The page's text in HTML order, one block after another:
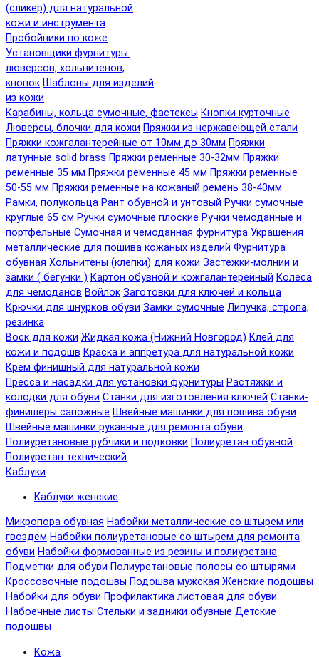
(сликер) для натуральной
кожи и инструмента
Пробойники по коже
Установщики фурнитуры:
люверсов, хольнитенов,
кнопок Шаблоны для изделий
из кожи
Карабины, кольца сумочные, фастексы Кнопки курточные
Люверсы, блочки для кожи Пряжки из нержавеющей стали
Пряжки кожгалантерейные от 10мм до 30мм Пряжки
латунные solid brass Пряжки ременные 30-32мм Пряжки
ременные 35 мм Пряжки ременные 45 мм Пряжки ременные
50-55 мм Пряжки ременные на кожаный ремень 38-40мм
Рамки, полукольца Рант обувной и унтовый Ручки сумочные
круглые 65 см Ручки сумочные плоские Ручки чемоданные и
портфельные Сумочная и чемоданная фурнитура Украшения
металлические для пошива кожаных изделий Фурнитура
обувная Хольнитены (клепки) для кожи Застежки-молнии и
замки ( бегунки ) Картон обувной и кожгалантерейный Колеса
для чемоданов Войлок Заготовки для ключей и кольца
Крючки для шнурков обуви Замки сумочные Липучка, стропа,
резинка
Воск для кожи Жидкая кожа (Нижний Новгород) Клей для
кожи и подошв Краска и аппретура для натуральной кожи
Крем финишный для натуральной кожи
Пресса и насадки для установки фурнитуры Растяжки и
колодки для обуви Станки для изготовления ключей Станки-
финишеры сапожные Швейные машинки для пошива обуви
Швейные машинки рукавные для ремонта обуви
Полиуретановые рубчики и подковки Полиуретан обувной
Полиуретан технический
Каблуки
Каблуки женские
Микропора обувная Набойки металлические со штырем или
гвоздем Набойки полиуретановые со штырем для ремонта
обуви Набойки формованные из резины и полиуретана
Подметки для обуви Полиуретановые полосы со штырями
Кроссовочные подошвы Подошва мужская Женские подошвы
Набойки для обуви Профилактика листовая для обуви
Набоечные листы Стельки и задники обувные Детские
подошвы
Кожа